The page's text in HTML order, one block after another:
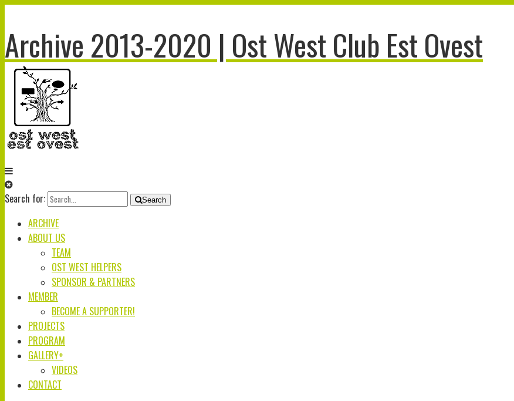
Archive 2013-2020 | Ost West Club Est Ovest
Search for: Search
ARCHIVE
ABOUT US
TEAM
OST WEST HELPERS
SPONSOR & PARTNERS
MEMBER
BECOME A SUPPORTER!
PROJECTS
PROGRAM
GALLERY+
VIDEOS
CONTACT